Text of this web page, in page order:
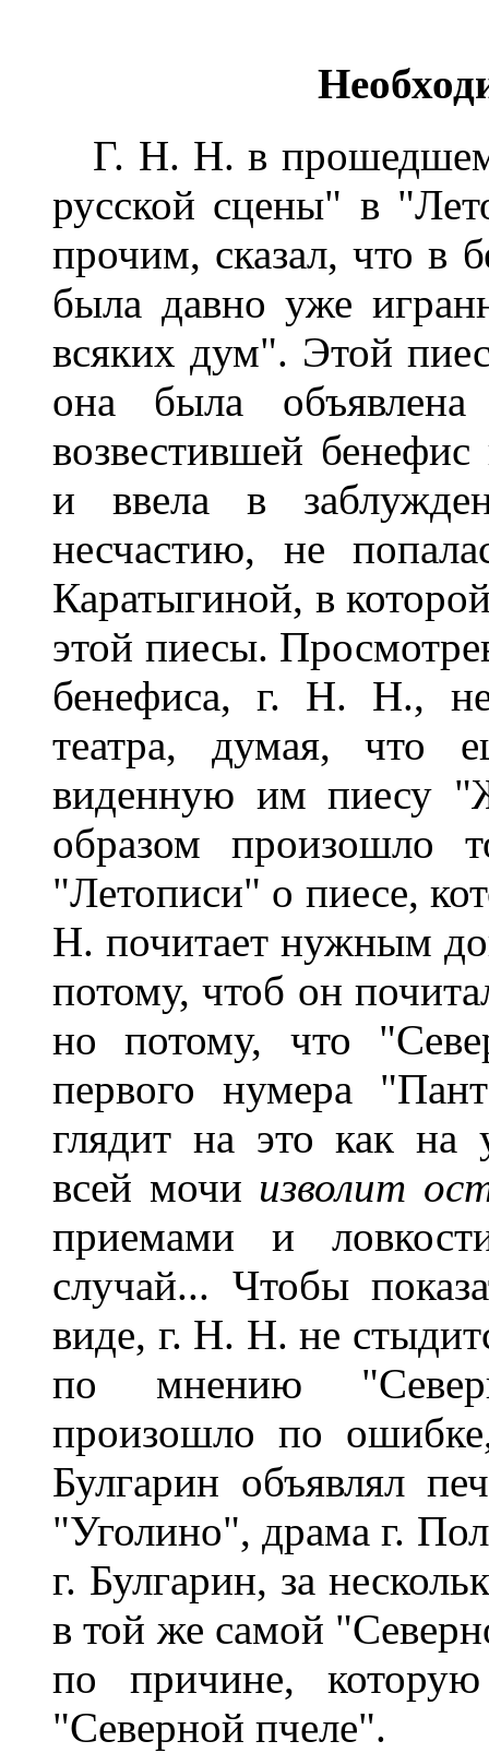
Г. Н. Н. в прошедшем
русской сцены" в
прочим, сказал, что в
была давно уже
всяких дум". Этой
она была
возвестившей
и ввела в
несчастию, не
Каратыгиной, в
этой пиесы.
бенефиса, г. Н. Н.,
театра, думая, что
виденную им пиесу
образом
"Летописи" о пиесе,
Н. почитает нужным
потому, чтоб он
но потому, что
первого нумера
глядит на это как на
всей мочи изволит
приемами и
случай... Чтобы
виде, г. Н. Н. не
по мнению
произошло по
Булгарин объявлял
"Уголино", драма г.
г. Булгарин, за
в той же самой
по причине,
"Северной пчеле".